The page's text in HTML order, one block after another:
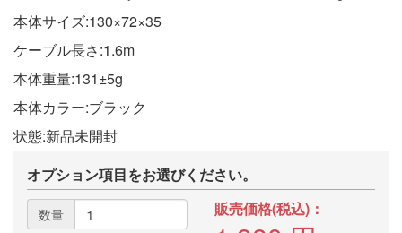
本体サイズ:130×72×35
ケーブル長さ:1.6m
本体重量:131±5g
本体カラー:ブラック
状態:新品未開封
オプション項目をお選びください。
数量 販売価格(税込)：